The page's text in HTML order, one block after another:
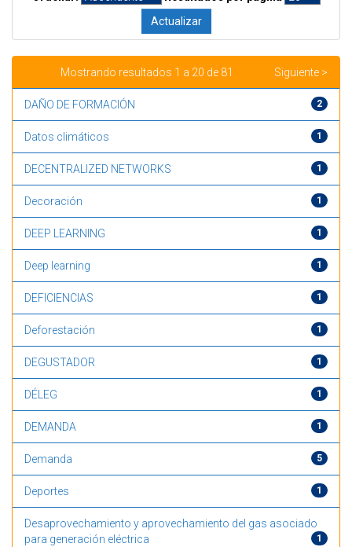
Mostrando resultados 1 a 20 de 81 Siguiente >
DAÑO DE FORMACIÓN 2
Datos climáticos 1
DECENTRALIZED NETWORKS 1
Decoración 1
DEEP LEARNING 1
Deep learning 1
DEFICIENCIAS 1
Deforestación 1
DEGUSTADOR 1
DÉLEG 1
DEMANDA 1
Demanda 5
Deportes 1
Desaprovechamiento y aprovechamiento del gas asociado
para generación eléctrica
1